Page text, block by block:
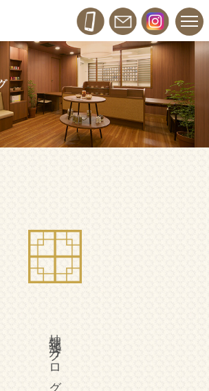
柚花漢方ブログ